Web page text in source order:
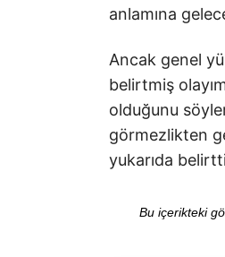
anlamına
Ancak genel
belirtmiş
olduğunu
görmezlikten
yukarıda
Bu içerikteki